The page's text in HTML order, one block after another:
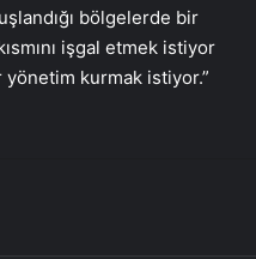
bölgelerde bir
işgal etmek istiyor
kurmak istiyor.”
Sınırları ve Ötesi :